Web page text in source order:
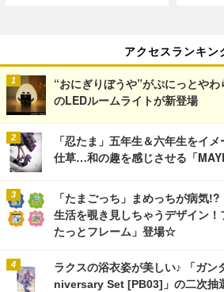
アクセスランキン
“おにぎりぼうや”がぷにっとや
のLEDルームライトが新登場
「忍たま」五年生＆六年生をイ
仕草…和の趣を感じさせる「
「たまごっち」まめっちが病気
生活を覗き見しちゃうデザイン
たっとフレーム」登場☆
ラクスの浴衣姿が美しい♪ 「ガ
niversary Set [PB03]」の二次抽